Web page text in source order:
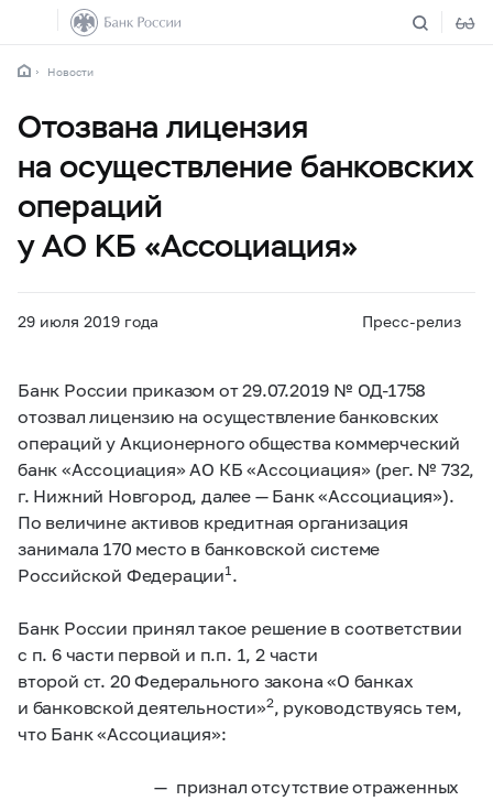
Новости
Отозвана лицензия
на осуществление банковских
операций
у АО КБ «Ассоциация»
29 июля 2019 года Пресс-релиз
Банк России приказом от 29.07.2019 № ОД-1758
отозвал лицензию на осуществление банковских
операций у Акционерного общества коммерческий
банк «Ассоциация» АО КБ «Ассоциация» (рег. № 732,
г. Нижний Новгород, далее — Банк «Ассоциация»).
По величине активов кредитная организация
занимала 170 место в банковской системе
Российской Федерации1.
Банк России принял такое решение в соответствии
с п. 6 части первой и п.п. 1, 2 части
второй ст. 20 Федерального закона «О банках
и банковской деятельности»2, руководствуясь тем,
что Банк «Ассоциация»:
признал отсутствие отраженных